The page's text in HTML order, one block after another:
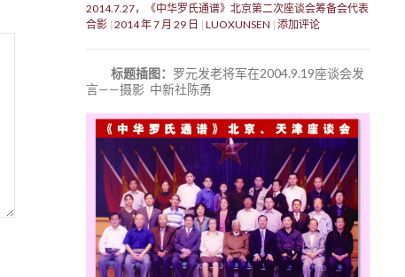
2014.7.27，《中华罗氏通谱》北京第二次座谈会筹备会代表
合影 2014 年 7 月 29 日 LUOXUNSEN 添加评论
标题插图： 罗元发老将军在2004.9.19座谈会发
言——摄影 中新社陈勇